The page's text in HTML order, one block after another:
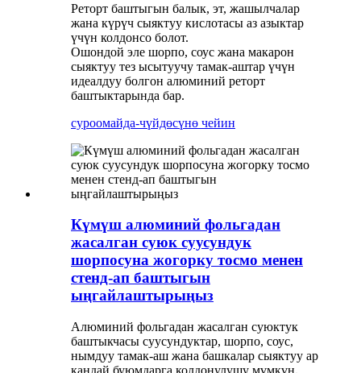
Реторт баштыгын балык, эт, жашылчалар
жана күрүч сыяктуу кислотасы аз азыктар
үчүн колдонсо болот.
Ошондой эле шорпо, соус жана макарон
сыяктуу тез ысытуучу тамак-аштар үчүн
идеалдуу болгон алюминий реторт
баштыктарында бар.
суроомайда-чүйдөсүнө чейин
Күмүш алюминий фольгадан
жасалган суюк суусундук
шорпосуна жогорку тосмо менен
стенд-ап баштыгын
ыңгайлаштырыңыз
Алюминий фольгадан жасалган суюктук
баштыкчасы суусундуктар, шорпо, соус,
нымдуу тамак-аш жана башкалар сыяктуу ар
кандай буюмдарга колдонулушу мүмкүн.